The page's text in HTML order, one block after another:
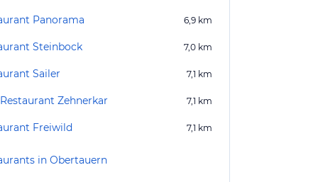
Panorama 6,9 km
Steinbock 7,0 km
Sailer 7,1 km
Zehnerkar 7,1 km
Freiwild 7,1 km
in Obertauern